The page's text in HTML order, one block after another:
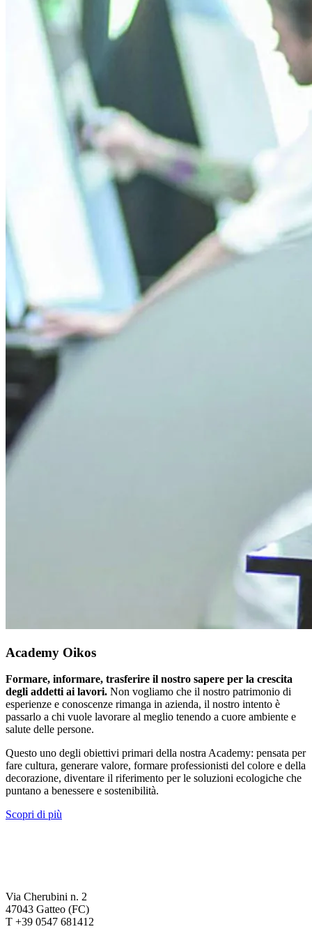
Academy Oikos
Formare, informare, trasferire il nostro sapere per la crescita
degli addetti ai lavori. Non vogliamo che il nostro patrimonio di
esperienze e conoscenze rimanga in azienda, il nostro intento è
passarlo a chi vuole lavorare al meglio tenendo a cuore ambiente e
salute delle persone.
Questo uno degli obiettivi primari della nostra Academy: pensata per
fare cultura, generare valore, formare professionisti del colore e della
decorazione, diventare il riferimento per le soluzioni ecologiche che
puntano a benessere e sostenibilità.
Scopri di più
Via Cherubini n. 2
47043 Gatteo (FC)
T +39 0547 681412